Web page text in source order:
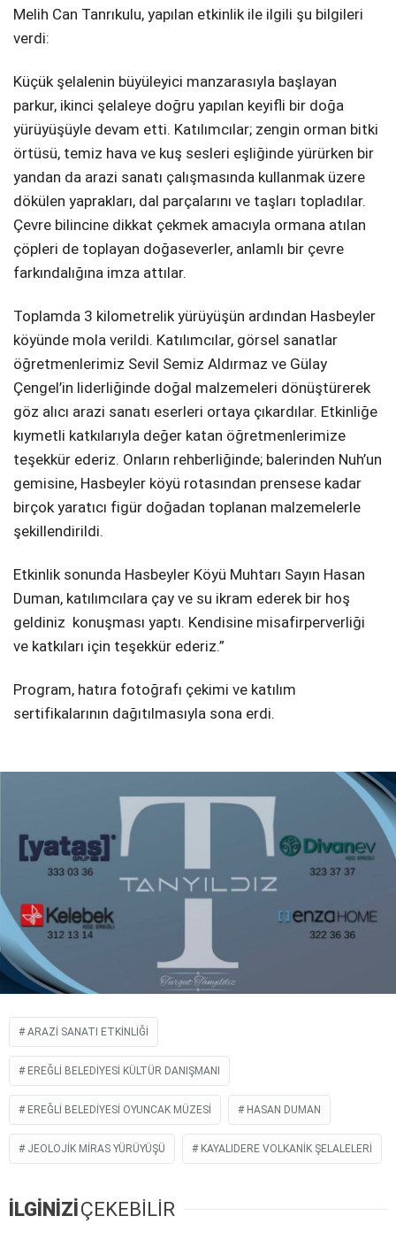
Melih Can Tanrıkulu, yapılan etkinlik ile ilgili şu bilgileri
verdi:
Küçük şelalenin büyüleyici manzarasıyla başlayan
parkur, ikinci şelaleye doğru yapılan keyifli bir doğa
yürüyüşüyle devam etti. Katılımcılar; zengin orman bitki
örtüsü, temiz hava ve kuş sesleri eşliğinde yürürken bir
yandan da arazi sanatı çalışmasında kullanmak üzere
dökülen yaprakları, dal parçalarını ve taşları topladılar.
Çevre bilincine dikkat çekmek amacıyla ormana atılan
çöpleri de toplayan doğaseverler, anlamlı bir çevre
farkındalığına imza attılar.
Toplamda 3 kilometrelik yürüyüşün ardından Hasbeyler
köyünde mola verildi. Katılımcılar, görsel sanatlar
öğretmenlerimiz Sevil Semiz Aldırmaz ve Gülay
Çengel’in liderliğinde doğal malzemeleri dönüştürerek
göz alıcı arazi sanatı eserleri ortaya çıkardılar. Etkinliğe
kıymetli katkılarıyla değer katan öğretmenlerimize
teşekkür ederiz. Onların rehberliğinde; balerinden Nuh’un
gemisine, Hasbeyler köyü rotasından prensese kadar
birçok yaratıcı figür doğadan toplanan malzemelerle
şekillendirildi.
Etkinlik sonunda Hasbeyler Köyü Muhtarı Sayın Hasan
Duman, katılımcılara çay ve su ikram ederek bir hoş
geldiniz konuşması yaptı. Kendisine misafirperverliği
ve katkıları için teşekkür ederiz.”
Program, hatıra fotoğrafı çekimi ve katılım
sertifikalarının dağıtılmasıyla sona erdi.
ARAZI SANATI ETKINLIĞI
EREĞLI BELEDIYESI KÜLTÜR DANIŞMANI
EREĞLI BELEDIYESI OYUNCAK MÜZESI HASAN DUMAN
JEOLOJIK MIRAS YÜRÜYÜŞÜ KAYALIDERE VOLKANIK ŞELALELERI
İLGİNİZİÇEKEBİLİR